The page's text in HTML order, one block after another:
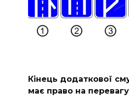
Кінець додаткової
має право на